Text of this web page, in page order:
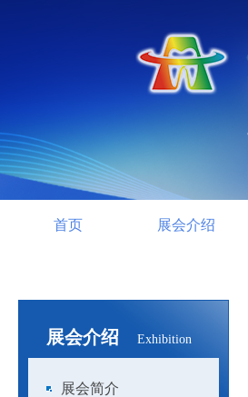
首页 展会介绍
展会介绍 Exhibition
展会简介